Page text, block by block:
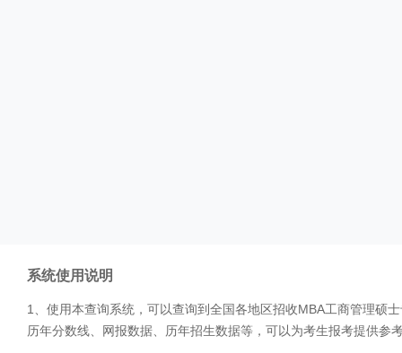
系统使用说明
1、使用本查询系统，可以查询到全国各地区招收MBA工商管理硕
历年分数线、网报数据、历年招生数据等，可以为考生报考提供参